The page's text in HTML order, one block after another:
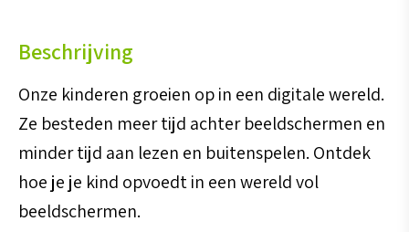
Beschrijving
Onze kinderen groeien op in een digitale wereld.
Ze besteden meer tijd achter beeldschermen en
minder tijd aan lezen en buitenspelen. Ontdek
hoe je je kind opvoedt in een wereld vol
beeldschermen.